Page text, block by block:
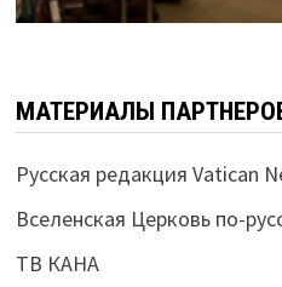
МАТЕРИАЛЫ
Русская редакция Vatican
Вселенская Церковь по-
ТВ КАНА